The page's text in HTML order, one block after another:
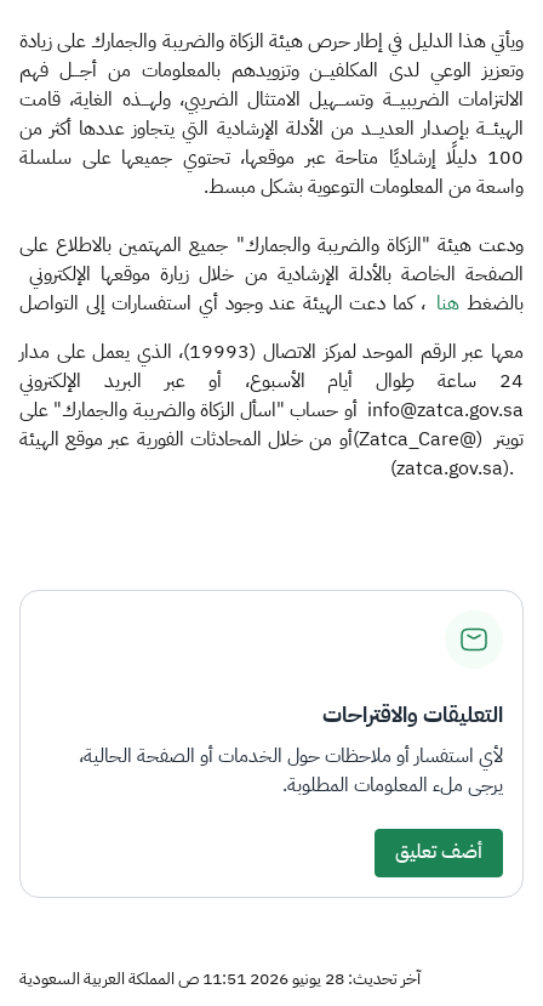
ويأتي هذا الدليل في إطار حرص هيئة الزكاة والضريبة والجمارك على زيادة
وتعزيز الوعي لدى المكلفيـــن وتزويدهم بالمعلومات من أجـــل فهم
الالتزامات الضريبيـــة وتســـهيل الامتثال الضريبي، ولهـــذه الغاية، قامت
الهيئـــة بإصدار العديـــد من الأدلة الإرشادية التي يتجاوز عددها أكثر من
100 دليلًا إرشاديًا متاحة عبر موقعها، تحتوي جميعها على سلسلة
واسعة من المعلومات التوعوية بشكل مبسط.
ودعت هيئة "الزكاة والضريبة والجمارك" جميع المهتمين بالاطلاع على
الصفحة الخاصة بالأدلة الإرشادية من خلال زيارة موقعها الإلكتروني
بالضغط هنا ، كما دعت الهيئة عند وجود أي استفسارات إلى التواصل
معها عبر الرقم الموحد لمركز الاتصال (19993)، الذي يعمل على مدار
24 ساعة طِوال أيام الأسبوع، أو عبر البريد الإلكتروني
info@zatca.gov.sa أو حساب "اسأل الزكاة والضريبة والجمارك" على
تويتر (@Zatca_Care)أو من خلال المحادثات الفورية عبر موقع الهيئة
.(zatca.gov.sa) ​
التعليقات والاقتراحات
لأي استفسار أو ملاحظات حول الخدمات أو الصفحة الحالية،
يرجى ملء المعلومات المطلوبة.
أضف تعليق
آخر تحديث: 28 يونيو 2026 11:51 ص المملكة العربية السعودية